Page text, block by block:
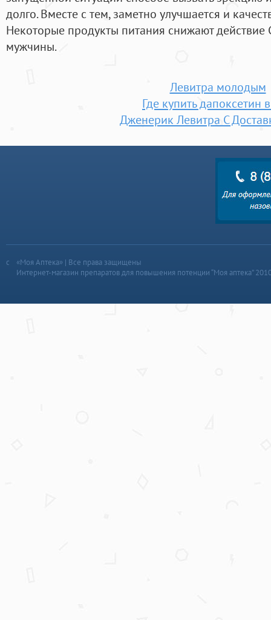
долго. Вместе с тем, заметно улучшается и
Некоторые продукты питания снижают действие
мужчины.
Левитра молодым
Где купить дапоксетин
Дженерик Левитра С
«Моя Аптека» | Все права защищены
Интернет-магазин препаратов для повышения потенции “Моя аптека”